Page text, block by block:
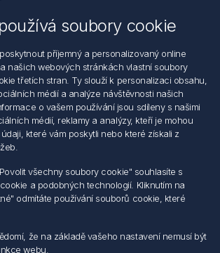
osobních údajů fyzických osob
elektronických dokumentu
a obchodní podmínky
s elektroodpadem
soubory cookie
příjemný a personalizovaný online
našich webových stránkách vlastní soubory
třetích stran. Ty slouží k personalizaci obsahu,
médií a analýze návštěvnosti našich
o vašem používání jsou sdíleny s našimi
médií, reklamy a analýzy, kteří je mohou
které vám poskytli nebo které získali z
všechny soubory cookie" souhlasíte s
a podobných technologií. Kliknutím na
odmítáte používání souborů cookie, které
že na základě vašeho nastavení nemusí být
webu.